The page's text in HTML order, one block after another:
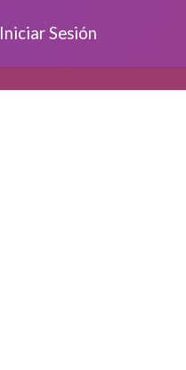
Iniciar Sesión